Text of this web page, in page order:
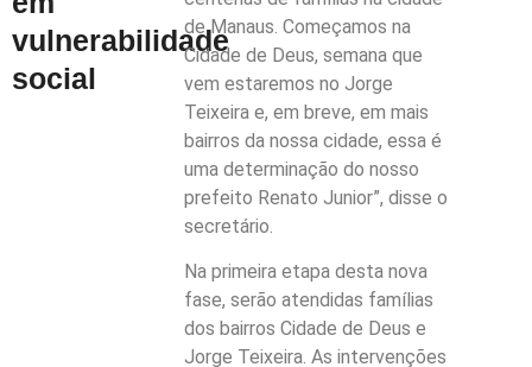
vulnerabilidade
social
de Manaus. Começamos na
Cidade de Deus, semana que
vem estaremos no Jorge
Teixeira e, em breve, em mais
bairros da nossa cidade, essa é
uma determinação do nosso
prefeito Renato Junior”, disse o
secretário.
Na primeira etapa desta nova
fase, serão atendidas famílias
dos bairros Cidade de Deus e
Jorge Teixeira. As intervenções